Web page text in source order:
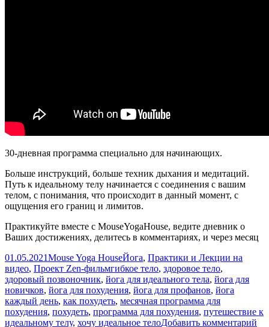
30-дневная программа специально для начинающих.
Больше инструкций, больше техник дыхания и медитаций.
Путь к идеальному телу начинается с соединения с вашим
телом, с понимания, что происходит в данный момент, с
ощущения его границ и лимитов.
Практикуйте вместе с MouseYogaHouse, ведите дневник о
Ваших достижениях, делитесь в комментариях, и через месяц
Опубликовано
01.05.2021Автор
Mouse Yoga HouseРубрики
Йога, Практики и Лекции на
видео, Проект Zen-фильмМетки
гибкое тело, здоровое тело,
здоровый позвоночник, йога для идеального тела, йога для
новичков, йога для похудения, йога для профанов, йога
каждый день, как похудеть, месячная программа для
похудения, похудеть, программа для похудения, путешествие к
идеальному телу, хочу идеальное телоДобавить комментарий